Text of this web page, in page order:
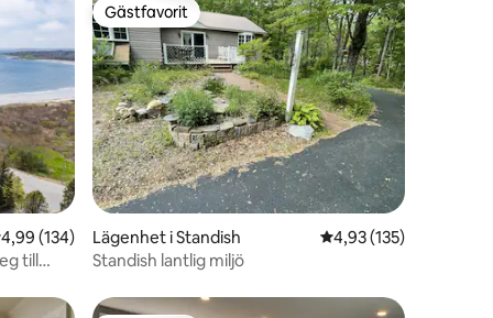
av 5 i genomsnittligt betyg, 134 omdömen
4,99 (134)
till
Gästfavorit
Gästfavorit
Lägenhet i Standish 4,93 av 5 i
4,93 (135)
Standish lantlig miljö